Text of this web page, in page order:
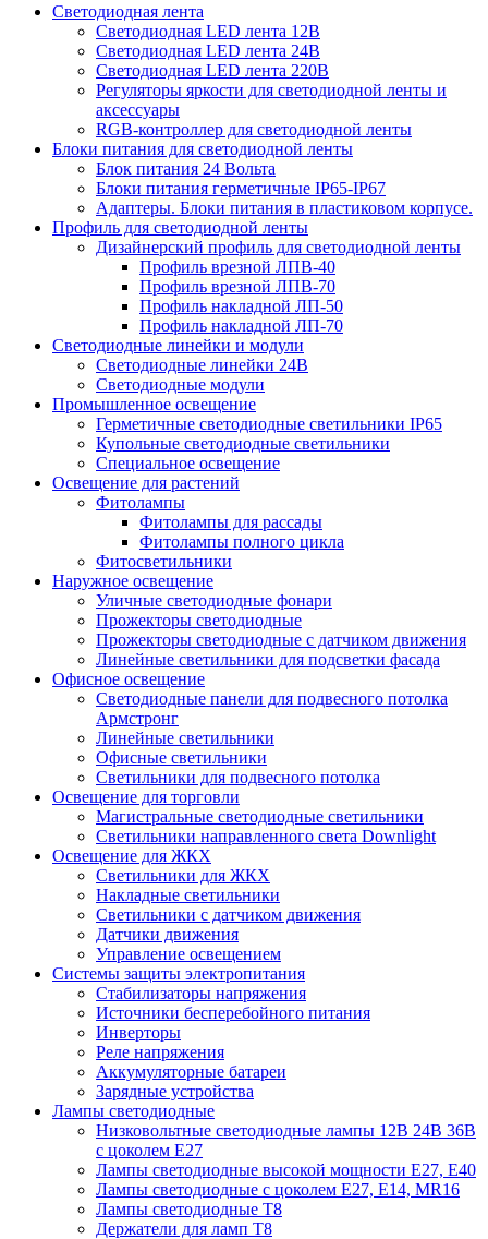
Светодиодная лента
Светодиодная LED лента 12В
Светодиодная LED лента 24В
Светодиодная LED лента 220В
Регуляторы яркости для светодиодной ленты и
аксессуары
RGB-контроллер для светодиодной ленты
Блоки питания для светодиодной ленты
Блок питания 24 Вольта
Блоки питания герметичные IP65-IP67
Адаптеры. Блоки питания в пластиковом корпусе.
Профиль для светодиодной ленты
Дизайнерский профиль для светодиодной ленты
Профиль врезной ЛПВ-40
Профиль врезной ЛПВ-70
Профиль накладной ЛП-50
Профиль накладной ЛП-70
Светодиодные линейки и модули
Светодиодные линейки 24В
Светодиодные модули
Промышленное освещение
Герметичные светодиодные светильники IP65
Купольные светодиодные светильники
Специальное освещение
Освещение для растений
Фитолампы
Фитолампы для рассады
Фитолампы полного цикла
Фитосветильники
Наружное освещение
Уличные светодиодные фонари
Прожекторы светодиодные
Прожекторы светодиодные с датчиком движения
Линейные светильники для подсветки фасада
Офисное освещение
Cветодиодные панели для подвесного потолка
Армстронг
Линейные светильники
Офисные светильники
Светильники для подвесного потолка
Освещение для торговли
Магистральные светодиодные светильники
Светильники направленного света Downlight
Освещение для ЖКХ
Светильники для ЖКХ
Накладные светильники
Светильники с датчиком движения
Датчики движения
Управление освещением
Системы защиты электропитания
Стабилизаторы напряжения
Источники бесперебойного питания
Инверторы
Реле напряжения
Аккумуляторные батареи
Зарядные устройства
Лампы светодиодные
Низковольтные светодиодные лампы 12В 24В 36В
с цоколем Е27
Лампы светодиодные высокой мощности Е27, Е40
Лампы светодиодные с цоколем Е27, Е14, MR16
Лампы светодиодные Т8
Держатели для ламп T8